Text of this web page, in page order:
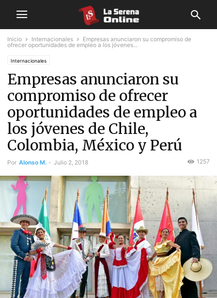
Inicio Internacionales
Empresas anunciaron su compromiso de
ofrecer oportunidades de empleo a los jóvenes...
Internacionales
Empresas anunciaron su
compromiso de ofrecer
oportunidades de empleo a
los jóvenes de Chile,
Colombia, México y Perú
Por Alonso M. - Julio 2, 2018 1257